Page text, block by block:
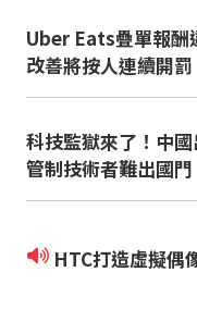
Uber Eats疊單報酬
改善將按人連續開罰
科技監獄來了！中
管制技術者難出國門
HTC打造虛擬偶